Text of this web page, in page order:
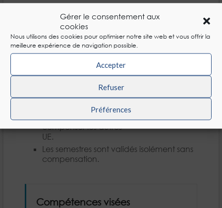
Gérer le consentement aux
cookies
Nous utilisons des cookies pour optimiser notre site web et vous offrir la
meilleure expérience de navigation possible.
Accepter
Refuser
Préférences
En Master 2 :
Les UE (hors UE « Voie professionnelle ou
recherche (mémoire) » ou
« Accompagnement en mission
entreprise – PPA ») sont validées
isolément ou par compensation.
Les UE « Voie professionnelle ou
recherche (mémoire) » ou
« Accompagnement en mission
entreprise – PPA » sont validées isolément
compenser les autres
UE.
Les semestres sont validés isolément sans
compensation.
Compétences visées